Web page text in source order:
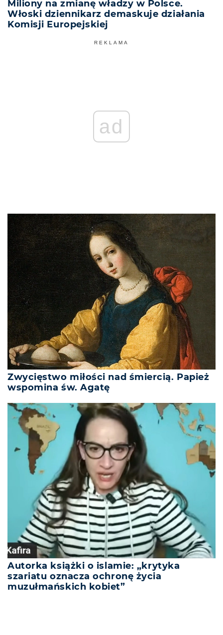
Miliony na zmianę władzy w Polsce.
Włoski dziennikarz demaskuje działania
Komisji Europejskiej
REKLAMA
ad
Zwycięstwo miłości nad śmiercią. Papież
wspomina św. Agatę
Autorka książki o islamie: „krytyka
szariatu oznacza ochronę życia
muzułmańskich kobiet”